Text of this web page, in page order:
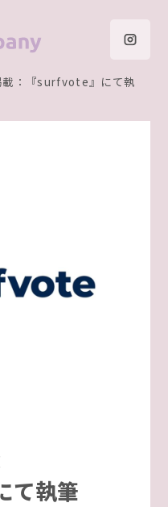
載：『surfvote』にて執
て執筆